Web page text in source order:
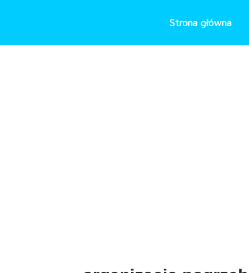
Strona główna